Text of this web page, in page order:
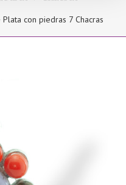
con piedras 7 Chacras